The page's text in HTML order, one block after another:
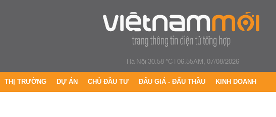
Hà Nội 30.58 °C|06:55AM, 07/08/2026
THỊ TRƯỜNG DỰ ÁN CHỦ ĐẦU TƯ ĐẤU GIÁ - ĐẤU THẦU KINH DOANH